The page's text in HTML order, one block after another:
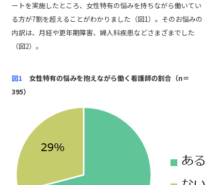
ートを実施したところ、女性特有の悩みを持ちながら働いてい
る方が7割を超えることがわかりました（図1）。そのお悩みの
内訳は、月経や更年期障害、婦人科疾患などさまざまでした
（図2）。
図1 女性特有の悩みを抱えながら働く看護師の割合（n＝
395）